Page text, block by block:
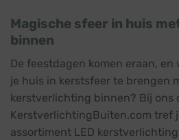
Magische sfeer in huis
binnen
De feestdagen komen eraan,
je huis in kerstsfeer te brengen
kerstverlichting binnen? Bij ons
KerstverlichtingBuiten.com tref
assortiment LED